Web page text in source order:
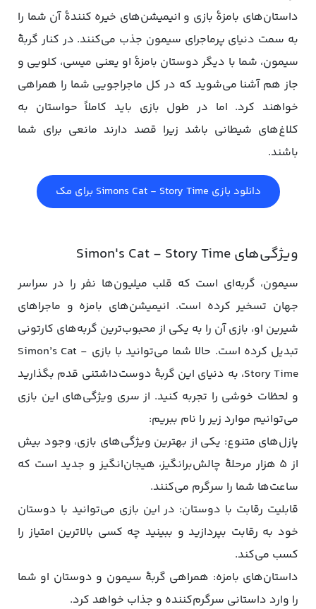
داستان‌های بامزۀ بازی و انیمیشن‌های خیره کنندۀ آن شما را
به سمت دنیای پرماجرای سیمون جذب می‌کنند. در کنار گربۀ
سیمون، شما با دیگر دوستان بامزۀ او یعنی میسی، کلویی و
جاز هم آشنا می‌شوید که در کل ماجراجویی شما را همراهی
خواهند کرد. اما در طول بازی باید کاملاً حواستان به
کلاغ‌های شیطانی باشد زیرا قصد دارند مانعی برای شما
باشند.
دانلود بازی Simons Cat - Story Time برای مک
ویژگی‌های Simon's Cat - Story Time
سیمون، گربه‌ای است که قلب میلیون‌ها نفر را در سراسر
جهان تسخیر کرده است. انیمیشن‌های بامزه و ماجراهای
شیرین او، بازی آن را به یکی از محبوب‌ترین گربه‌های کارتونی
تبدیل کرده است. حالا شما می‌توانید با بازی Simon’s Cat -
Story Time، به دنیای این گربۀ دوست‌داشتنی قدم بگذارید
و لحظات خوشی را تجربه کنید. از سری ویژگی‌های این بازی
می‌توانیم موارد زیر را نام ببریم:
پازل‌های متنوع: یکی از بهترین ویژگی‌های بازی، وجود بیش
از 5 هزار مرحلۀ چالش‌برانگیز، هیجان‌انگیز و جدید است که
ساعت‌ها شما را سرگرم می‌کنند.
قابلیت رقابت با دوستان: در این بازی می‌توانید با دوستان
خود به رقابت بپردازید و ببینید چه کسی بالاترین امتیاز را
کسب می‌کند.
داستان‌های بامزه: همراهی گربۀ سیمون و دوستان او شما
را وارد داستانی سرگرم‌کننده و جذاب خواهد کرد.